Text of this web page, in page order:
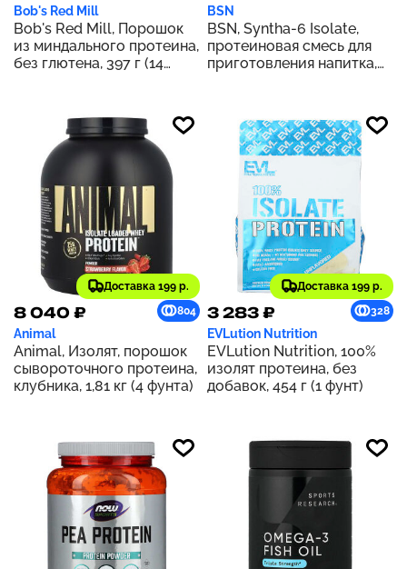
Bob's Red Mill
Bob's Red Mill, Порошок
из миндального протеина,
без глютена, 397 г (14
BSN
BSN, Syntha-6 Isolate,
протеиновая смесь для
приготовления напитка,
Доставка 199 р.
8 040 ₽ 804
Animal
Animal, Изолят, порошок
сывороточного протеина,
клубника, 1,81 кг (4 фунта)
Доставка 199 р.
3 283 ₽ 328
EVLution Nutrition
EVLution Nutrition, 100%
изолят протеина, без
добавок, 454 г (1 фунт)